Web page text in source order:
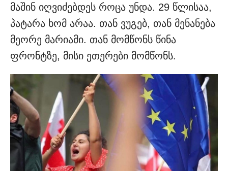
მაშინ იღვიძებდეს როცა უნდა. 29 წლისაა,
პატარა ხომ არაა. თან ვუგებ, თან მენანება
მეორე მარიამი. თან მომწონს წინა
ფრონტზე, მისი ეთერები მომწონს.